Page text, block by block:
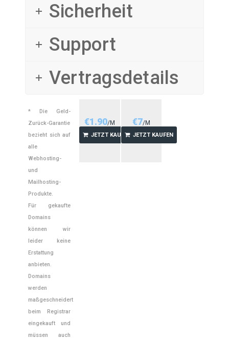
Sicherheit
Support
Vertragsdetails
* Die Geld-
Zurück-Garantie
bezieht sich auf
alle
Webhosting-
und
Mailhosting-
Produkte.
Für gekaufte
Domains
können wir
leider keine
Erstattung
anbieten.
Domains
werden
maßgeschneidert
beim Registrar
eingekauft und
müssen auch
€1.90/M
JETZT KAUFEN
€7/M
JETZT KAUFEN